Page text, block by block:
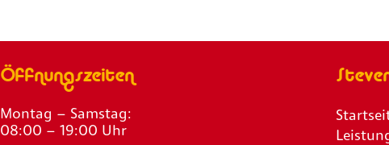
Öffnungszeiten
Montag – Samstag:
08:00 – 19:00 Uhr